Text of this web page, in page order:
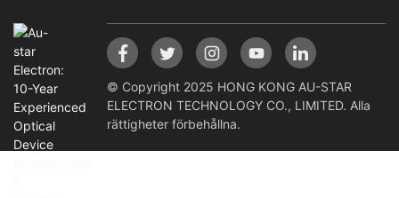
© Copyright 2025 HONG KONG AU-STAR
ELECTRON TECHNOLOGY CO., LIMITED. Alla
rättigheter förbehållna.